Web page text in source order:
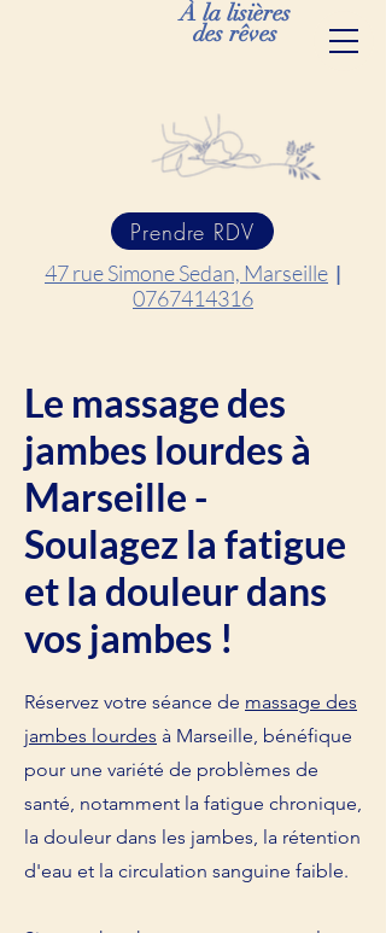
Prendre RDV
47 rue Simone Sedan, Marseille |
0767414316
À la lisières
des rêves
Le massage des
jambes lourdes à
Marseille -
Soulagez la fatigue
et la douleur dans
vos jambes !
Réservez votre séance de massage des
jambes lourdes à Marseille, bénéfique
pour une variété de problèmes de
santé, notamment la fatigue chronique,
la douleur dans les jambes, la rétention
d'eau et la circulation sanguine faible.